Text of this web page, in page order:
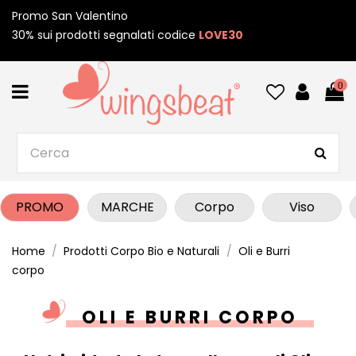
Promo San Valentino
30% sui prodotti segnalati codice LOVE30
0
PROMO MARCHE Corpo Viso
Home Prodotti Corpo Bio e Naturali
Oli e Burri
corpo
OLI E BURRI CORPO